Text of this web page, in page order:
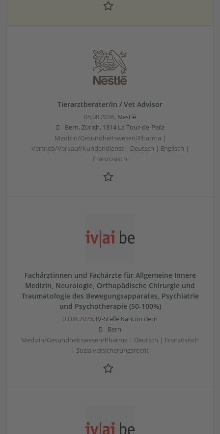
Tierarztberater/in / Vet Advisor
05.08.2026, Nestlé
Bern, Zürich, 1814 La Tour-de-Peilz
Medizin/Gesundheitswesen/Pharma |
Vertrieb/Verkauf/Kundendienst | Deutsch | Englisch |
Französisch
Fachärztinnen und Fachärzte für Allgemeine Innere
Medizin, Neurologie, Orthopädische Chirurgie und
Traumatologie des Bewegungsapparates, Psychiatrie
und Psychotherapie (50-100%)
03.08.2026, IV-Stelle Kanton Bern
Bern
Medizin/Gesundheitswesen/Pharma | Deutsch | Französisch
| Sozialversicherungsrecht